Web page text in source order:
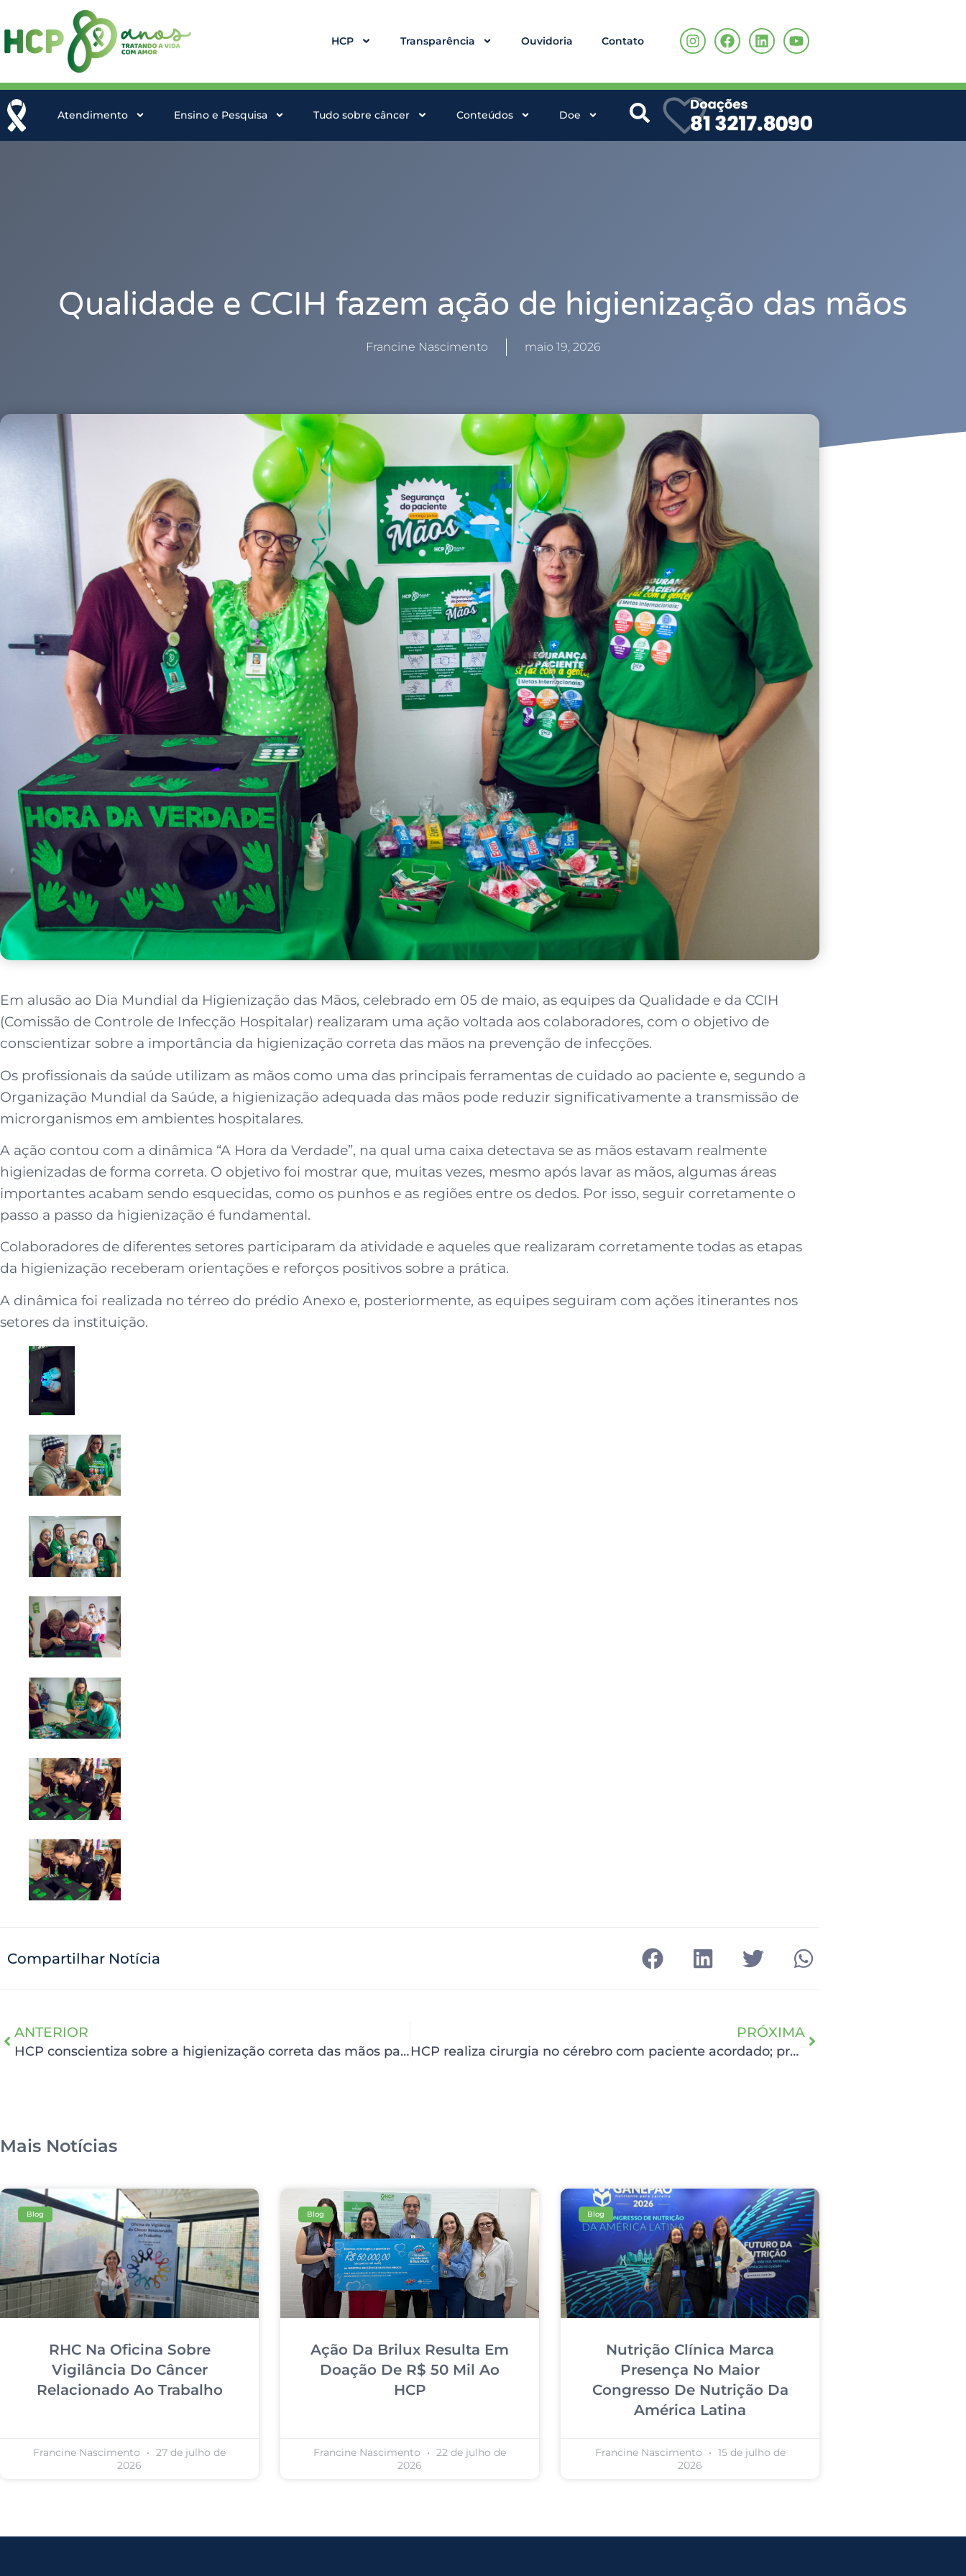
HCP Transparência Ouvidoria Contato
Atendimento Ensino e Pesquisa Tudo sobre câncer Conteúdos Doe
Qualidade e CCIH fazem ação de higienização das mãos
Francine Nascimento maio 19, 2026
Em alusão ao Dia Mundial da Higienização das Mãos, celebrado em 05 de maio, as equipes da Qualidade e da CCIH
(Comissão de Controle de Infecção Hospitalar) realizaram uma ação voltada aos colaboradores, com o objetivo de
conscientizar sobre a importância da higienização correta das mãos na prevenção de infecções.
Os profissionais da saúde utilizam as mãos como uma das principais ferramentas de cuidado ao paciente e, segundo a
Organização Mundial da Saúde, a higienização adequada das mãos pode reduzir significativamente a transmissão de
microrganismos em ambientes hospitalares.
A ação contou com a dinâmica “A Hora da Verdade”, na qual uma caixa detectava se as mãos estavam realmente
higienizadas de forma correta. O objetivo foi mostrar que, muitas vezes, mesmo após lavar as mãos, algumas áreas
importantes acabam sendo esquecidas, como os punhos e as regiões entre os dedos. Por isso, seguir corretamente o
passo a passo da higienização é fundamental.
Colaboradores de diferentes setores participaram da atividade e aqueles que realizaram corretamente todas as etapas
da higienização receberam orientações e reforços positivos sobre a prática.
A dinâmica foi realizada no térreo do prédio Anexo e, posteriormente, as equipes seguiram com ações itinerantes nos
setores da instituição.
Compartilhar Notícia
ANTERIOR
HCP conscientiza sobre a higienização correta das mãos para evitar infecções
PRÓXIMA
HCP realiza cirurgia no cérebro com paciente acordado; procedimento é inédito na instituição
Mais Notícias
Blog
RHC Na Oficina Sobre
Vigilância Do Câncer
Relacionado Ao Trabalho
Francine Nascimento
27 de julho de
2026
Blog
Ação Da Brilux Resulta Em
Doação De R$ 50 Mil Ao
HCP
Francine Nascimento
22 de julho de
2026
Blog
Nutrição Clínica Marca
Presença No Maior
Congresso De Nutrição Da
América Latina
Francine Nascimento
15 de julho de
2026